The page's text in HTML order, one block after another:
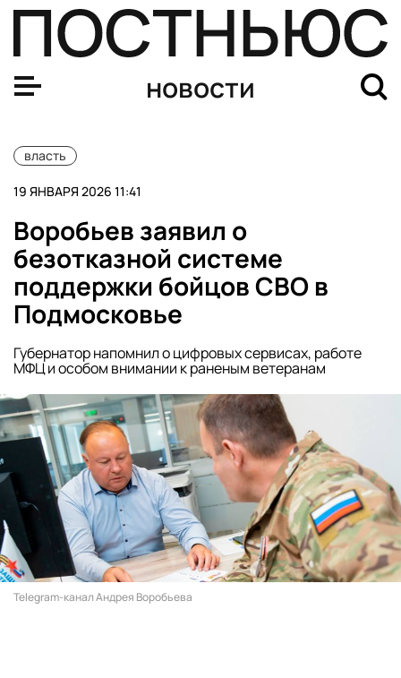
новости
власть
19 ЯНВАРЯ 2026 11:41
Воробьев заявил о
безотказной системе
поддержки бойцов СВО в
Подмосковье
Губернатор напомнил о цифровых сервисах, работе
МФЦ и особом внимании к раненым ветеранам
Telegram-канал Андрея Воробьева
Путин: беспилотные системы должны заменить